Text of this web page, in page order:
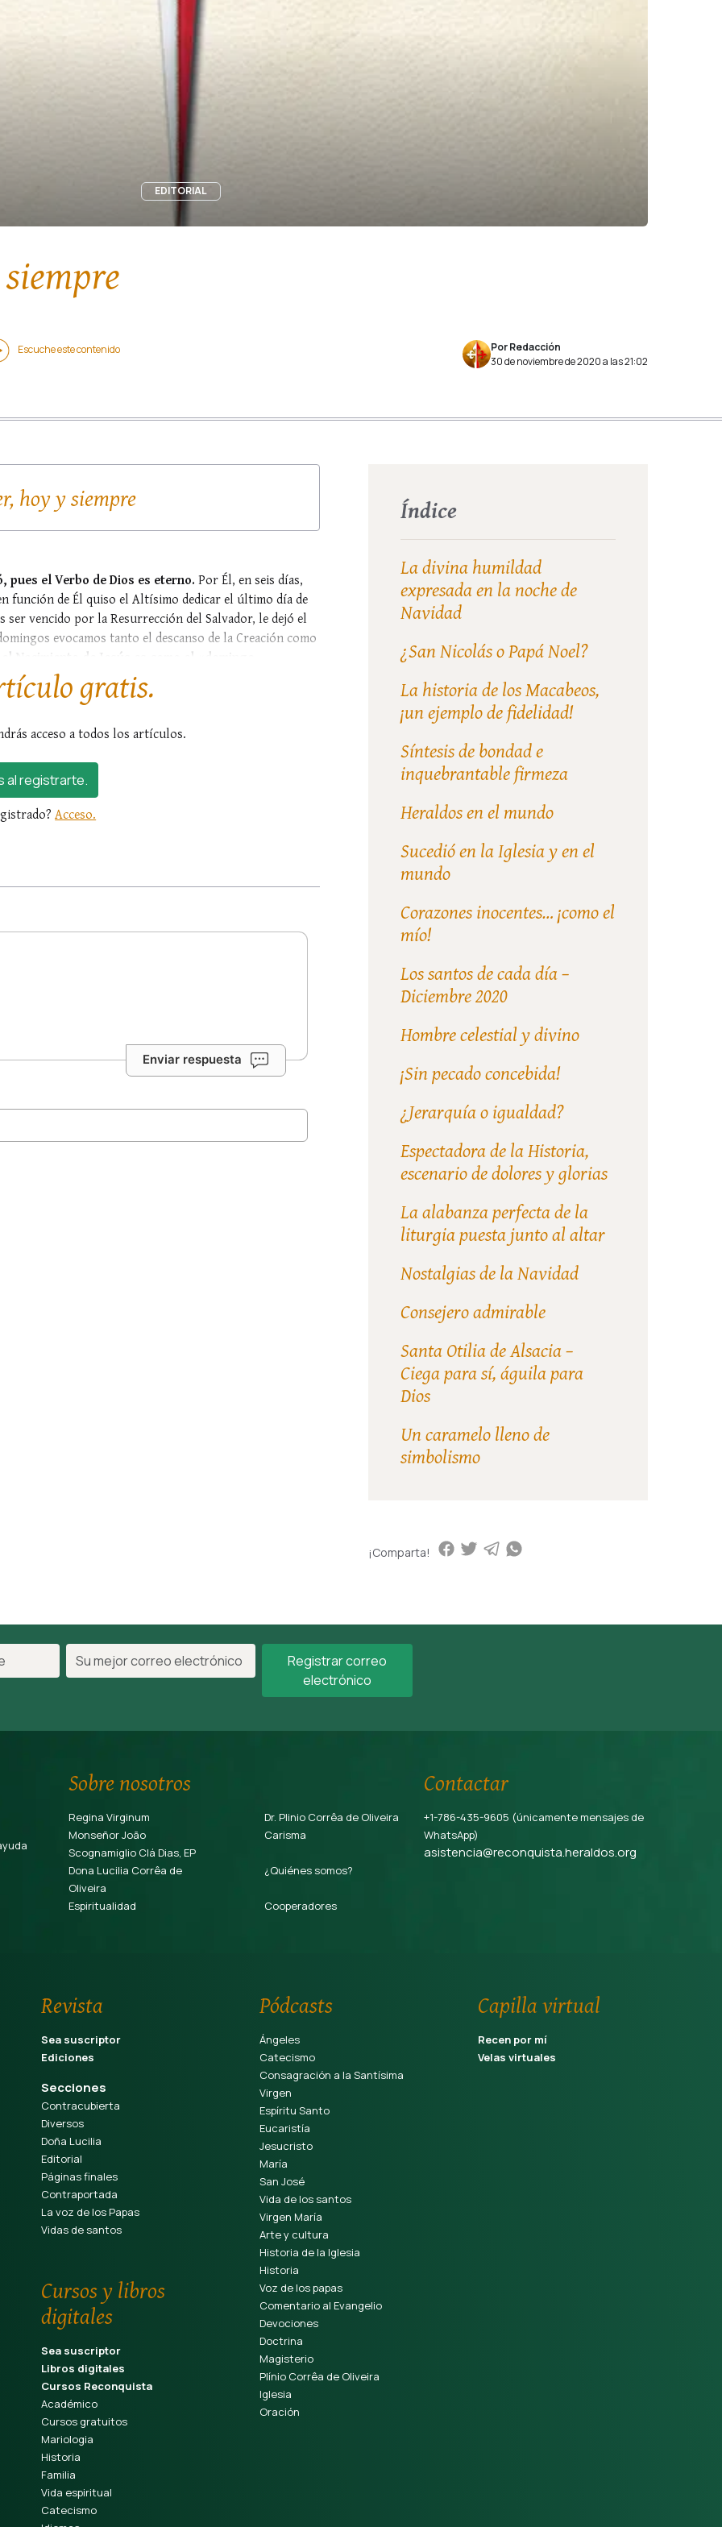
EDITORIAL
Escuche este contenido
Por Redacción
30 de noviembre de 2020 a las 21:02
hoy y siempre
pues el Verbo de Dios es eterno. Por Él, en seis días,
función de Él quiso el Altísimo dedicar el último día de
ser vencido por la Resurrección del Salvador, le dejó el
evocamos tanto el descanso de la Creación como
el Nacimiento de Jesús es como el «domingo...
gratis.
acceso a todos los artículos.
al registrarte.
Acceso.
Enviar respuesta
Índice
La divina humildad
expresada en la noche de
Navidad
¿San Nicolás o Papá Noel?
La historia de los Macabeos,
¡un ejemplo de fidelidad!
Síntesis de bondad e
inquebrantable firmeza
Heraldos en el mundo
Sucedió en la Iglesia y en el
mundo
Corazones inocentes… ¡como el
mío!
Los santos de cada día –
Diciembre 2020
Hombre celestial y divino
¡Sin pecado concebida!
¿Jerarquía o igualdad?
Espectadora de la Historia,
escenario de dolores y glorias
La alabanza perfecta de la
liturgia puesta junto al altar
Nostalgias de la Navidad
Consejero admirable
Santa Otilia de Alsacia –
Ciega para sí, águila para
Dios
Un caramelo lleno de
simbolismo
¡Comparta!
Registrar correo
electrónico
Sobre nosotros
Regina Virginum
Dr. Plinio Corrêa de Oliveira
Monseñor João
Scognamiglio Clá Dias, EP
Carisma
Dona Lucilia Corrêa de
Oliveira
¿Quiénes somos?
Espiritualidad Cooperadores
Contactar
+1-786-435-9605 (únicamente mensajes de
WhatsApp)
asistencia@reconquista.heraldos.org
Revista
Sea suscriptor
Ediciones
Secciones
Contracubierta
Diversos
Doña Lucilia
Editorial
Páginas finales
Contraportada
La voz de los Papas
Vidas de santos
Cursos y libros
digitales
Sea suscriptor
Libros digitales
Cursos Reconquista
Académico
Cursos gratuitos
Mariologia
Historia
Familia
Vida espiritual
Catecismo
Pódcasts
Ángeles
Catecismo
Consagración a la Santísima
Virgen
Espíritu Santo
Eucaristía
Jesucristo
María
San José
Vida de los santos
Virgen María
Arte y cultura
Historia de la Iglesia
Historia
Voz de los papas
Comentario al Evangelio
Devociones
Doctrina
Magisterio
Plínio Corrêa de Oliveira
Iglesia
Oración
Capilla virtual
Recen por mí
Velas virtuales